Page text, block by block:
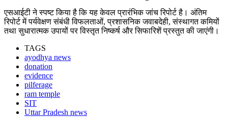
एसआईटी ने स्पष्ट किया है कि यह केवल प्रारंभिक जांच रिपोर्ट है। अंतिम
रिपोर्ट में पर्यवेक्षण संबंधी विफलताओं, प्रशासनिक जवाबदेही, संस्थागत कमियों
तथा सुधारात्मक उपायों पर विस्तृत निष्कर्ष और सिफारिशें प्रस्तुत की जाएंगी।
TAGS
ayodhya news
donation
evidence
pilferage
ram temple
SIT
Uttar Pradesh news